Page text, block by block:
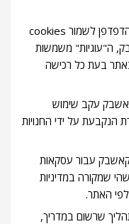
4. אם המשתמש ביטל את האופציה של הדפדפן לשמור cookies
ה"עוגיות" משמשות
בעת כל רכישה
עקב שימוש
הנקבעת על ידי החנויות
עבור עסקאות
שמקורה במדיניות
האתר.
שרשום במדריך,